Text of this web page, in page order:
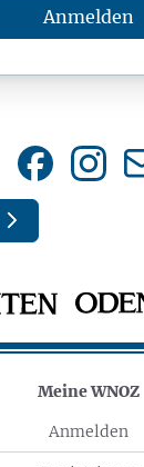
Anmelden
Meine WNOZ
Anmelden